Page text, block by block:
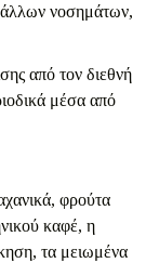
άλλων νοσημάτων,
από τον διεθνή
μέσα από
φρούτα
καφέ, η
τα μειωμένα